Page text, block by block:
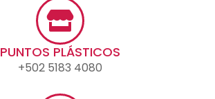
PUNTOS PLÁSTICOS
+502 5183 4080